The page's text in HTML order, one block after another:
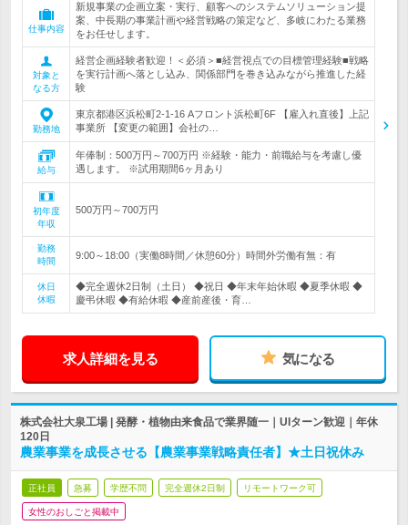
仕事内容
新規事業の企画立案・実行、顧客へのシステムソリューション提
案、中長期の事業計画や経営戦略の策定など、多岐にわたる業務
をお任せします。
対象と
なる方
経営企画経験者歓迎！＜必須＞■経営視点での目標管理経験■戦略
を実行計画へ落とし込み、関係部門を巻き込みながら推進した経
験
勤務地
東京都港区浜松町2-1-16 Aフロント浜松町6F 【雇入れ直後】上記
事業所 【変更の範囲】会社の…
給与
年俸制：500万円～700万円 ※経験・能力・前職給与を考慮し優
遇します。 ※試用期間6ヶ月あり
初年度
年収
500万円～700万円
勤務
時間
9:00～18:00（実働8時間／休憩60分）時間外労働有無：有
休日
休暇
◆完全週休2日制（土日） ◆祝日 ◆年末年始休暇 ◆夏季休暇 ◆
慶弔休暇 ◆有給休暇 ◆産前産後・育…
求人詳細を見る 気になる
株式会社大泉工場 | 発酵・植物由来食品で業界随一｜UIターン歓迎｜年休
120日
農業事業を成長させる【農業事業戦略責任者】★土日祝休み
正社員 急募 学歴不問 完全週休2日制 リモートワーク可
女性のおしごと掲載中